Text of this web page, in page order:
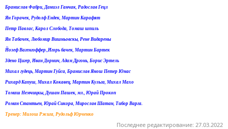
Бранислав Фабри, Даниэл Ганчак, Радослав Гецл
Ян Горачек, Рудолф Ендек, Мартин Карафят
Петр Павлас, Карол Слобода, Томаш шпиль
Ян Табачек, Любомир Вишньовскы, ​​Рене Видарены
Йозеф Вагенгоффер.,Игорь бачек, Мартин Бартек
Здено Цигер, Иван Дорнич, Адам Дргонь, Борис Эртель
Михал гудець, Мартин Гуйса, Бранислав Янош Петер Юнас
Рихард Капуш, Михал Кокавец, Мартин Кульга, Михал Махо
Томаш Немчицкы, Душан Пашек, мл., Юрай Прокоп
Роман Стантьен, Юрай Сикора, Мирослав Шатан, Тибор Варга.
Тренер: Милош Ржига, Рудольф Юрченко
Последнее редактирование: 27.03.2022